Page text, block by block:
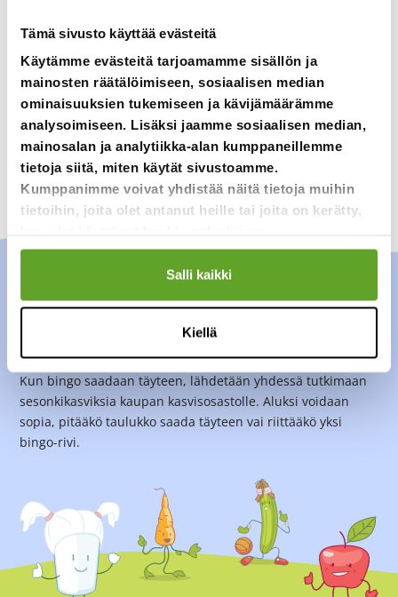
Tämä sivusto käyttää evästeitä
Käytämme evästeitä tarjoamamme sisällön ja
mainosten räätälöimiseen, sosiaalisen median
ominaisuuksien tukemiseen ja kävijämäärämme
analysoimiseen. Lisäksi jaamme sosiaalisen median,
mainosalan ja analytiikka-alan kumppaneillemme
tietoja siitä, miten käytät sivustoamme.
Kumppanimme voivat yhdistää näitä tietoja muihin
tietoihin, joita olet antanut heille tai joita on kerätty,
Salli kaikki
Kiellä
Info aikuisille
Lapsen taulukko voidaan pitää esillä seinällä ja merkata
siihen aina, kun hän on maistanut jotain sesonkiruokaa.
Kun bingo saadaan täyteen, lähdetään yhdessä tutkimaan
sesonkikasviksia kaupan kasvisosastolle. Aluksi voidaan
sopia, pitääkö taulukko saada täyteen vai riittääkö yksi
bingo-rivi.